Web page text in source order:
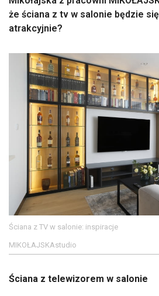
że ściana z tv w salonie będzie
atrakcyjnie?
Ściana z TV w salonie: inspiracje
MIKOŁAJSKAstudio
Ściana z telewizorem w salonie